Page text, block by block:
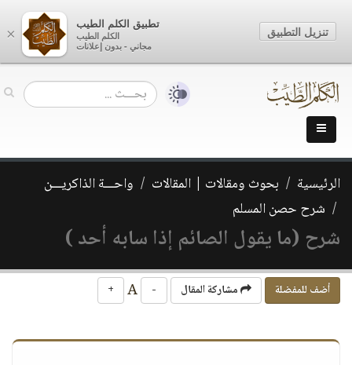
الرئيسية بحوث ومقالات | المقالات
واحـــة الذاكريـــن
شرح حصن المسلم
شرح (ما يقول الصائم إذا سابه أحد )
أضف للمفضلة مشاركة المقال -
+
×
تطبيق الكلم الطيب
الكلم الطيب
مجاني - بدون إعلانات
تنزيل التطبيق